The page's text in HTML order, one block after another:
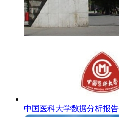
中国医科大学数据分析报告